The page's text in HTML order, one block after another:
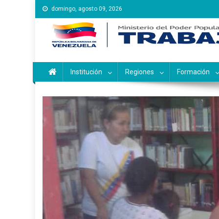
Saltar
al
contenido
domingo, agosto 09, 2026
Instituto Nacional de
Inces
Institución Regiones Formación